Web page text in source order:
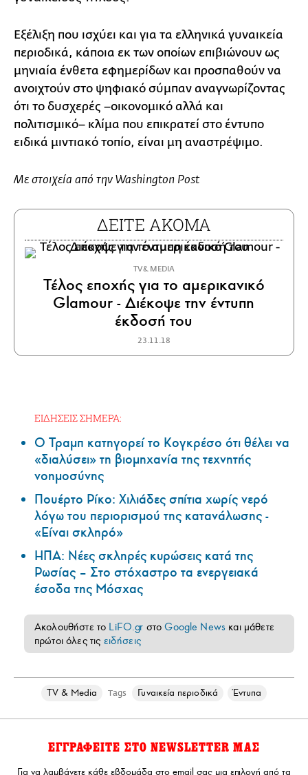
Εξέλιξη που ισχύει και για τα ελληνικά γυναικεία
περιοδικά, κάποια εκ των οποίων επιβιώνουν ως
μηνιαία ένθετα εφημερίδων και προσπαθούν να
ανοιχτούν στο ψηφιακό σύμπαν αναγνωρίζοντας
ότι το δυσχερές –οικονομικό αλλά και
πολιτισμικό– κλίμα που επικρατεί στο έντυπο
ειδικά μιντιακό τοπίο, είναι μη αναστρέψιμο.
Με στοιχεία από την Washington Post
ΔΕΙΤΕ ΑΚΟΜΑ
TV & MEDIA
Τέλος εποχής για το αμερικανικό
Glamour - Διέκοψε την έντυπη
έκδοσή του
23.11.18
ΕΙΔΗΣΕΙΣ ΣΗΜΕΡΑ:
Ο Τραμπ κατηγορεί το Κογκρέσο ότι θέλει να
«διαλύσει» τη βιομηχανία της τεχνητής
νοημοσύνης
Πουέρτο Ρίκο: Χιλιάδες σπίτια χωρίς νερό
λόγω του περιορισμού της κατανάλωσης -
«Είναι σκληρό»
ΗΠΑ: Nέες σκληρές κυρώσεις κατά της
Ρωσίας – Στο στόχαστρο τα ενεργειακά
έσοδα της Μόσχας
Ακολουθήστε το LiFO.gr στοGoogle News και μάθετε
πρώτοι όλες τις ειδήσεις
TV & Media Tags Γυναικεία περιοδικά Έντυπα
ΕΓΓΡΑΦΕΙΤΕ ΣΤΟ NEWSLETTER ΜΑΣ
Για να λαμβάνετε κάθε εβδομάδα στο email σας μια επιλογή από τα